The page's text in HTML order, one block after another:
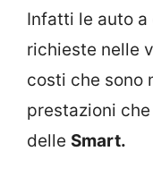
Infatti le auto a
richieste nelle
costi che sono
prestazioni
delle Smart.